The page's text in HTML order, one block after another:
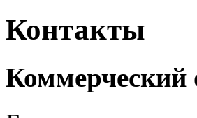
Контакты
Коммерческий